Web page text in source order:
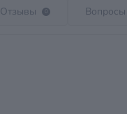
Отзывы Вопросы